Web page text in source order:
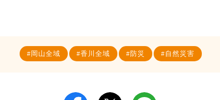
岡山全域 香川全域 防災 自然災害